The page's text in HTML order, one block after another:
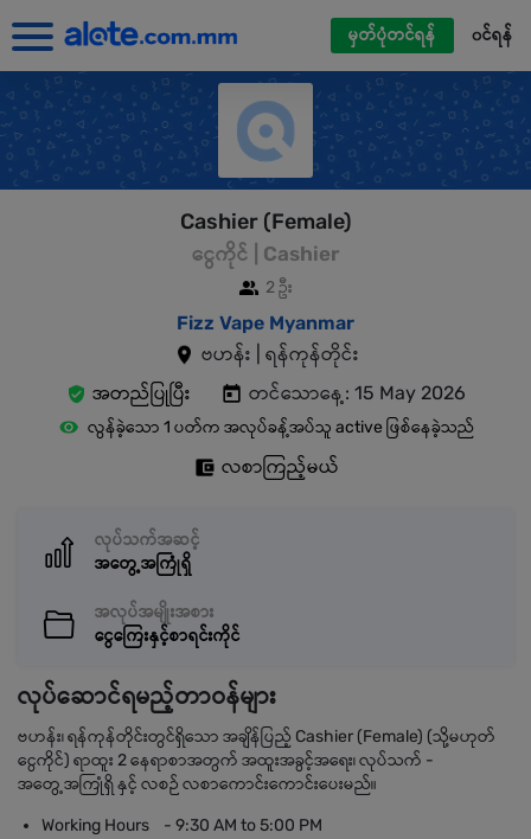
မှတ်ပုံတင်ရန် ၀င်ရန်
Cashier (Female)
ငွေကိုင် | Cashier
2 ဦး
Fizz Vape Myanmar
ဗဟန်း | ရန်ကုန်တိုင်း
အတည်ပြုပြီး
တင်သောနေ့: 15 May 2026
လွန်ခဲ့သော 1 ပတ်က အလုပ်ခန့်အပ်သူ active ဖြစ်နေခဲ့သည်
လစာကြည့်မယ်
လုပ်သက်အဆင့်
အတွေ့အကြုံရှိ
အလုပ်အမျိုးအစား
ငွေကြေးနှင့်စာရင်းကိုင်
လုပ်ဆောင်ရမည့်တာဝန်များ
ဗဟန်း၊ ရန်ကုန်တိုင်းတွင်ရှိသော အချိန်ပြည့် Cashier (Female) (သို့မဟုတ်
ငွေကိုင်) ရာထူး 2 နေရာစာအတွက် အထူးအခွင့်အရေး၊ လုပ်သက် -
အတွေ့အကြုံရှိ နှင့် လစဉ် လစာကောင်းကောင်းပေးမည်။
Working Hours - 9:30 AM to 5:00 PM